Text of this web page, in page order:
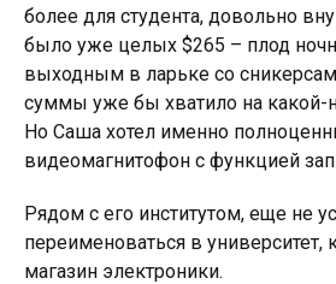
более для студента, довольно
было уже целых $265 – плод
выходным в ларьке со
суммы уже бы хватило на какой-
Но Саша хотел именно
видеомагнитофон с функцией
Рядом с его институтом, еще не
переименоваться в университет,
магазин электроники.